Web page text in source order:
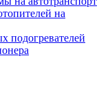
на
подогревателей